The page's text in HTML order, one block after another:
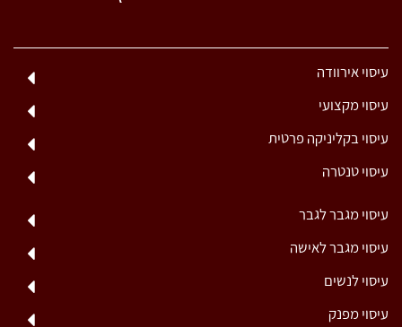
עיסוי אירוודה
עיסוי מקצועי
עיסוי בקליניקה פרטית
עיסוי טנטרה
עיסוי מגבר לגבר
עיסוי מגבר לאישה
עיסוי לנשים
עיסוי מפנק